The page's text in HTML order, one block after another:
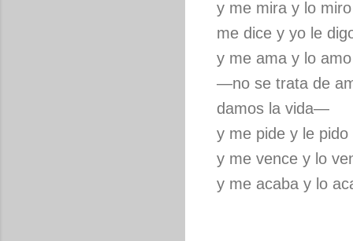
y me mira y lo miro
me dice y yo le
y me ama y lo amo
—no se trata de
damos la vida—
y me pide y le pido
y me vence y lo
y me acaba y lo